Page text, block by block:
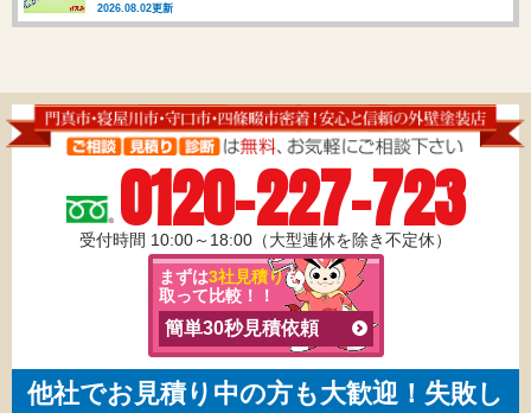
2026.08.02更新
0120-227-723
受付時間 10:00～18:00（大型連休を除き不定休）
まずは3社見積りを
取って比較！！
簡単30秒見積依頼
他社でお見積り中の方も大歓迎！失敗し